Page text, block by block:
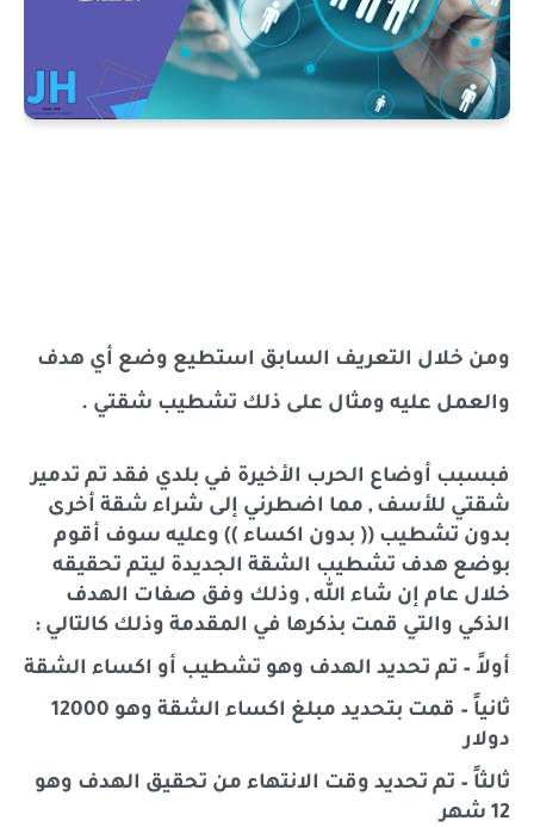
ومن خلال التعريف السابق استطيع وضع أي هدف
والعمل عليه ومثال على ذلك تشطيب شقتي .
فبسبب أوضاع الحرب الأخيرة في بلدي فقد تم تدمير
شقتي للأسف , مما اضطرني إلى شراء شقة أخرى
بدون تشطيب (( بدون اكساء )) وعليه سوف أقوم
بوضع هدف تشطيب الشقة الجديدة ليتم تحقيقه
خلال عام إن شاء الله , وذلك وفق صفات الهدف
الذكي والتي قمت بذكرها في المقدمة وذلك كالتالي :
أولاً – تم تحديد الهدف وهو تشطيب أو اكساء الشقة
ثانياً – قمت بتحديد مبلغ اكساء الشقة وهو 12000
دولار
ثالثاً – تم تحديد وقت الانتهاء من تحقيق الهدف وهو
12 شهر